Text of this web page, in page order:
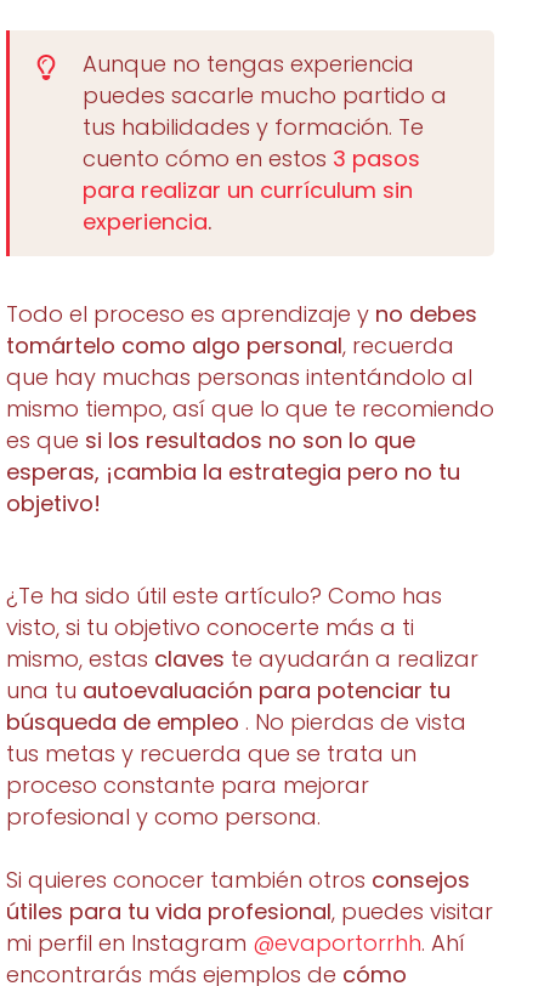
Aunque no tengas experiencia
puedes sacarle mucho partido a
tus habilidades y formación. Te
cuento cómo en estos 3 pasos
para realizar un currículum sin
experiencia.
Todo el proceso es aprendizaje y no debes
tomártelo como algo personal, recuerda
que hay muchas personas intentándolo al
mismo tiempo, así que lo que te recomiendo
es que si los resultados no son lo que
esperas, ¡cambia la estrategia pero no tu
objetivo!
¿Te ha sido útil este artículo? Como has
visto, si tu objetivo conocerte más a ti
mismo, estas claves te ayudarán a realizar
una tu autoevaluación para potenciar tu
búsqueda de empleo . No pierdas de vista
tus metas y recuerda que se trata un
proceso constante para mejorar
profesional y como persona.
Si quieres conocer también otros consejos
útiles para tu vida profesional, puedes visitar
mi perfil en Instagram @evaportorrhh. Ahí
encontrarás más ejemplos de cómo